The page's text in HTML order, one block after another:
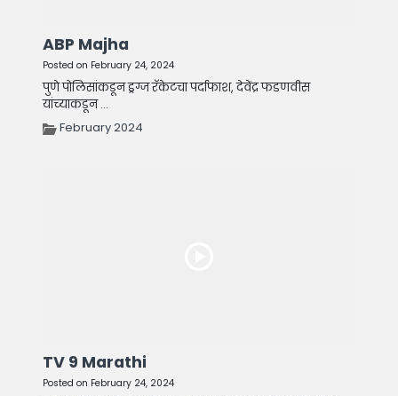
ABP Majha
Posted on February 24, 2024
पुणे पोलिसांकडून ड्रग्ज रॅकेटचा पर्दाफाश, देवेंद्र फडणवीस
यांच्याकडून ...
February 2024
TV 9 Marathi
Posted on February 24, 2024